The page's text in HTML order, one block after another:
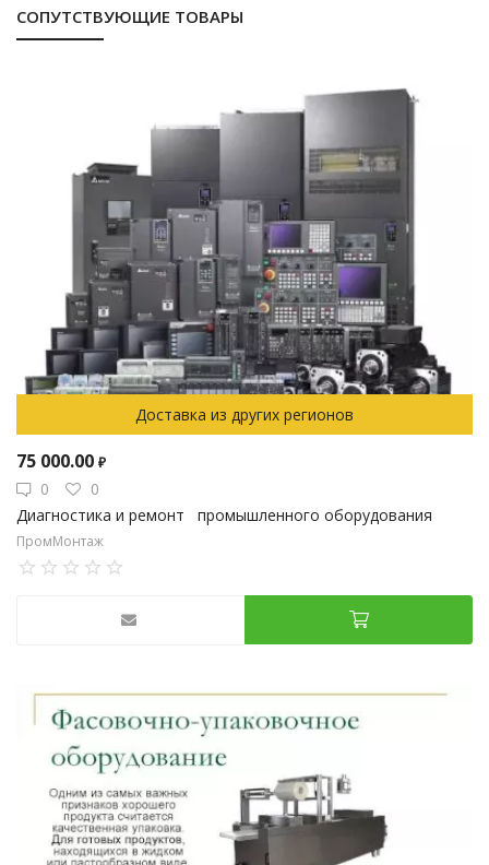
СОПУТСТВУЮЩИЕ ТОВАРЫ
Доставка из других регионов
75 000.00 ₽
0
0
Диагностика и ремонт промышленного оборудования
ПромМонтаж